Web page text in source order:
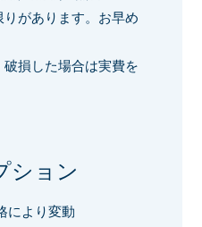
があります。お早め
損した場合は実費を
ション
により変動